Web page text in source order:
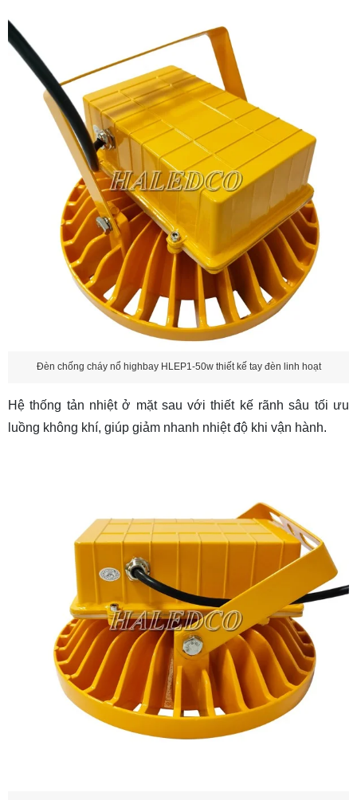
Đèn chống cháy nổ highbay HLEP1-50w thiết kế tay đèn linh hoạt
Hệ thống tản nhiệt ở mặt sau với thiết kế rãnh sâu tối ưu
luồng không khí, giúp giảm nhanh nhiệt độ khi vận hành.